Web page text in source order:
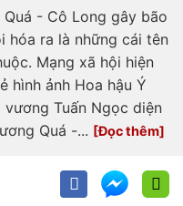
- Cô Long gây bão
hóa ra là những cái tên
Mạng xã hội hiện
hình ảnh Hoa hậu Ý
vương Tuấn Ngọc diện
Quá -...